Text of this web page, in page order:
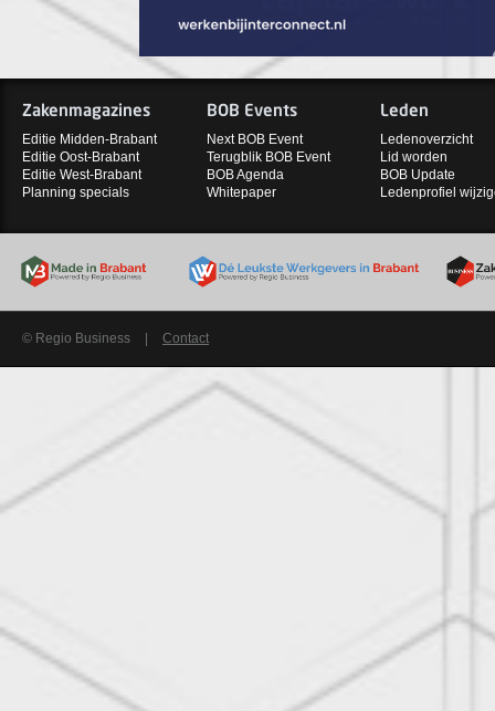
Zakenmagazines
Editie Midden-Brabant
Editie Oost-Brabant
Editie West-Brabant
Planning specials
BOB Events
Next BOB Event
Terugblik BOB Event
BOB Agenda
Whitepaper
Leden
Ledenoverzicht
Lid worden
BOB Update
Ledenprofiel
© Regio Business | Contact